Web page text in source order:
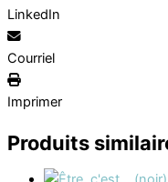
LinkedIn
Courriel
Imprimer
Produits